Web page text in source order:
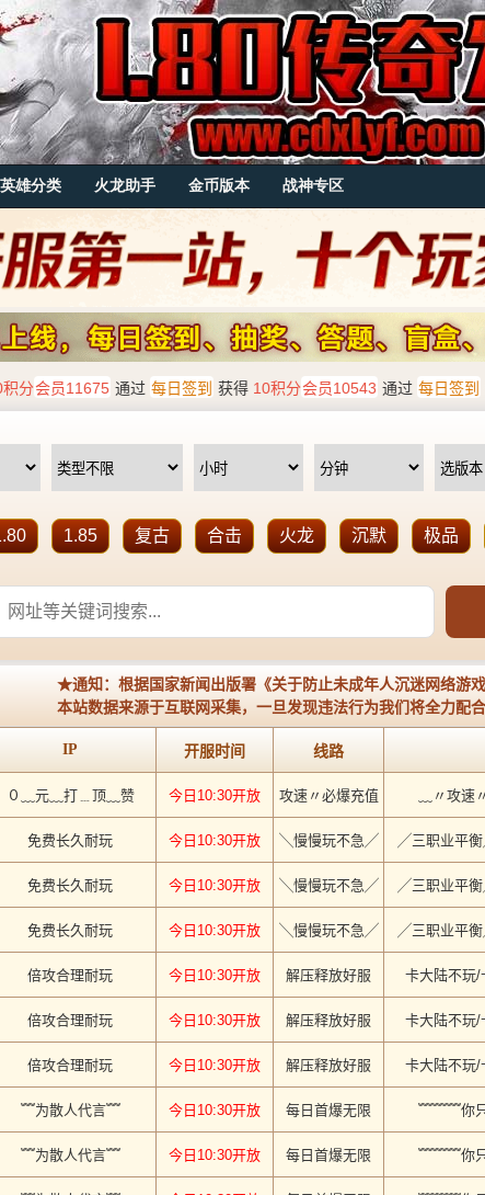
英雄分类 火龙助手 金币版本 战神专区